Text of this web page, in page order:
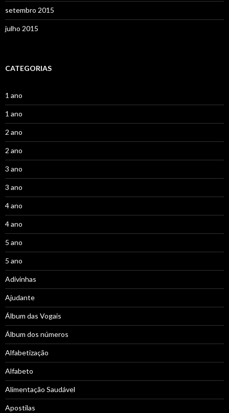
setembro 2015
julho 2015
CATEGORIAS
1 ano
1 ano
2 ano
2 ano
3 ano
3 ano
4 ano
4 ano
5 ano
5 ano
Adivinhas
Ajudante
Álbum das Vogais
Álbum dos números
Alfabetização
Alfabeto
Alimentação Saudável
Apostilas